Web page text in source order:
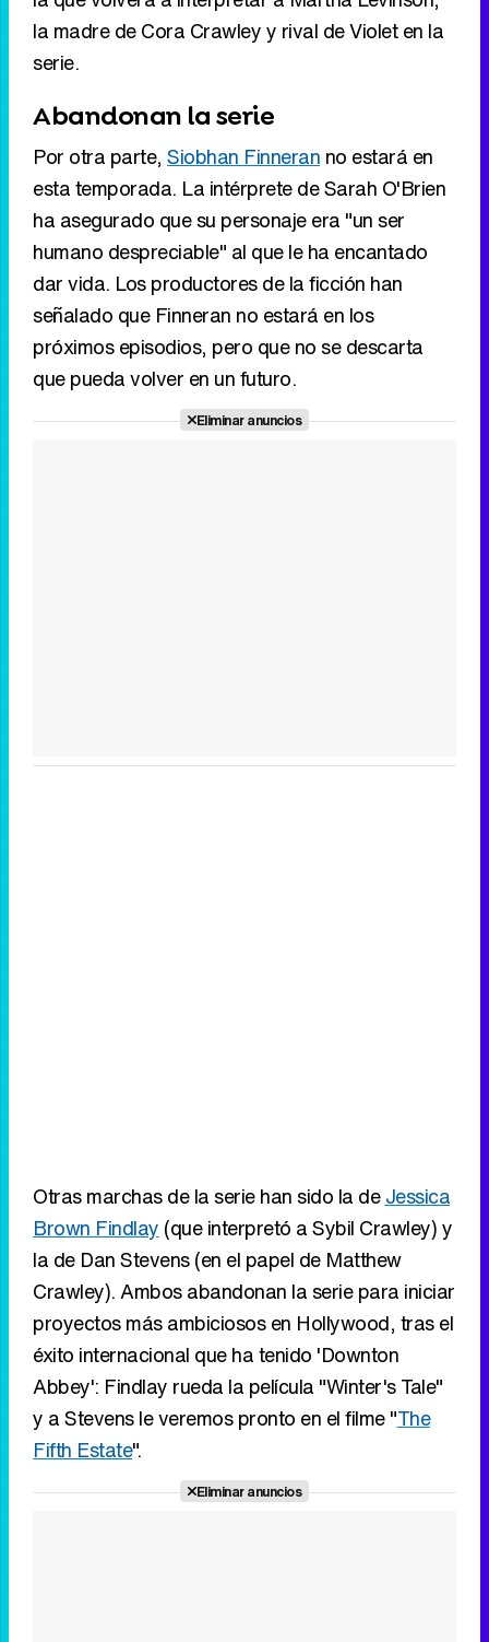
la madre de Cora Crawley y rival de Violet en la
serie.
Abandonan la serie
Por otra parte, Siobhan Finneran no estará en
esta temporada. La intérprete de Sarah O'Brien
ha asegurado que su personaje era "un ser
humano despreciable" al que le ha encantado
dar vida. Los productores de la ficción han
señalado que Finneran no estará en los
próximos episodios, pero que no se descarta
que pueda volver en un futuro.
Eliminar anuncios
Otras marchas de la serie han sido la deJessica
Brown Findlay (que interpretó a Sybil Crawley) y
la de Dan Stevens (en el papel de Matthew
Crawley). Ambos abandonan la serie para iniciar
proyectos más ambiciosos en Hollywood, tras el
éxito internacional que ha tenido 'Downton
Abbey': Findlay rueda la película "Winter's Tale"
y a Stevens le veremos pronto en el filme "The
Fifth Estate".
Eliminar anuncios